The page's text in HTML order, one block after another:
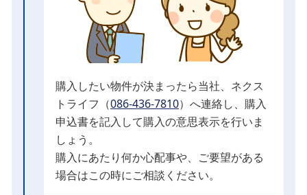
購入したい物件が決まったら当社、ネクス
トライフ（086-436-7810）へ連絡し、購入
申込書を記入して購入の意思表示を行いま
しょう。
購入にあたり何か心配事や、ご要望がある
場合はこの時にご相談ください。